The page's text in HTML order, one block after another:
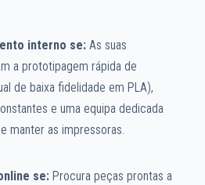
interno se:As suas
a prototipagem rápida de
de baixa fidelidade em PLA),
e uma equipa dedicada
manter as impressoras.
se:Procura peças prontas a